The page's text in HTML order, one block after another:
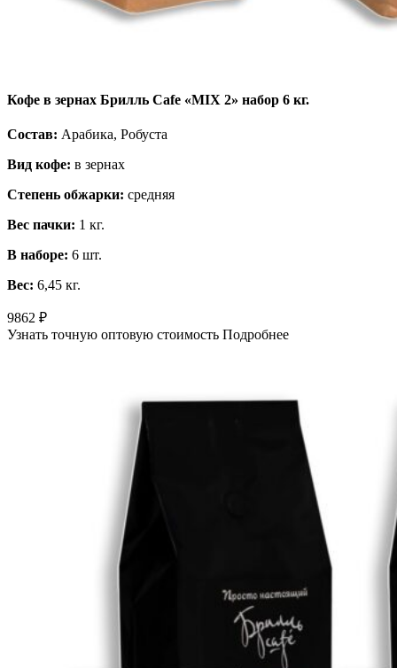
Кофе в зернах Брилль Cafe «MIX 2» набор 6 кг.
Состав: Арабика, Робуста
Вид кофе: в зернах
Степень обжарки: средняя
Вес пачки: 1 кг.
В наборе: 6 шт.
Вес: 6,45 кг.
9862 ₽
Узнать точную оптовую стоимость Подробнее